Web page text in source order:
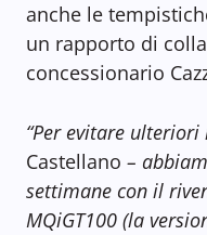
anche le
un rapporto di
concessionario
“Per evitare ulteriori
Castellano –
settimane con il
MQiGT100 (la